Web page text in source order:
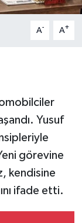
A- A+
Yusuf
görevine
kendisine
ifade etti.